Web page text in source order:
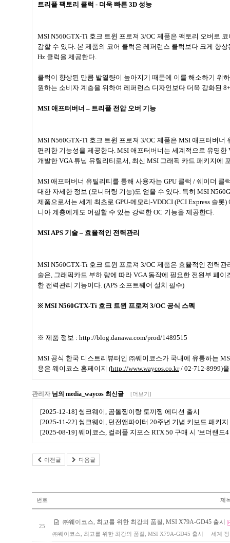
트리플 팩토리 클럭 - 더욱 빠른 3D 성능
MSI N560GTX-Ti 호크 트윈 프로져 3/OC 제품은 팩토리 오버로
감할 수 있다. 본 제품의 코어 클럭은 레퍼런스 클럭보다 크게 향상
Hz 클럭을 제공한다.
클럭이 향상된 만큼 발열량이 높아지기 때문에 이를 해소하기 위
원하는 소비자 계층을 위하여 레퍼런스 디자인보다 더욱 강화된
MSI 애프터버너 – 트리플 전압 오버 기능
MSI N560GTX-Ti 호크 트윈 프로져 3/OC 제품은 MSI 애프터버너
편리한 기능성을 제공한다. MSI 애프터버너는 세계적으로 유명한
개발한 VGA튜닝 유틸리티로서, 최신 MSI 그래픽 카드 패키지에
MSI 애프터버너 유틸리티를 통해 사용자는 GPU 클럭 / 쉐이더 클
대한 자세한 정보 (모니터링 기능)도 얻을 수 있다. 특히 MSI
제품으로서는 세계 최초로 GPU-메모리-VDDCI (PCI Express 슬롯)
니아 계층에게도 어필할 수 있는 강력한 OC 기능을 제공한다.
MSI APS 기술 – 효율적인 전력관리
MSI N560GTX-Ti 호크 트윈 프로져 3/OC 제품은 효율적인 전력관
술은, 그래픽카드 부하 량에 따라 VGA동작에 필요한 전원부 페이
한 전력관리 기능이다. (APS 소프트웨어 설치 필수)
※ MSI N560GTX-Ti 호크 트윈 프로져 3/OC 공식 스펙
※ 제품 정보 : http://blog.danawa.com/prod/1489515
MSI 공식 한국 디스트리뷰터인 ㈜웨이코스가 국내에 유통하는
용은 웨이코스 홈페이지 (http://www.waycos.co.kr/ 02-712-8999)
관리자 님의 media_waycos 최신글 [더보기]
[2025-12-18] 씽크웨이, 곰돌찡이랑 토끼찡 에디션 출시
[2025-11-22] 씽크웨이, 던전앤파이터 20주년 기념 키보드 패키지
[2025-08-19] 웨이코스, 컬러풀 지포스 RTX 50 구매 시 '보더랜드
이전글 다음글
번호 제
25
㈜웨이코스, 최고를 위한 최강의 품질, MSI X79A-GD45 출시
㈜웨이코스, 최고를 위한 최강의 품질, MSI X79A-GD45 출시 세계